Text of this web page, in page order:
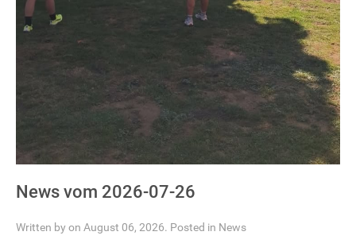
News vom 2026-07-26
Written by on August 06, 2026. Posted in News